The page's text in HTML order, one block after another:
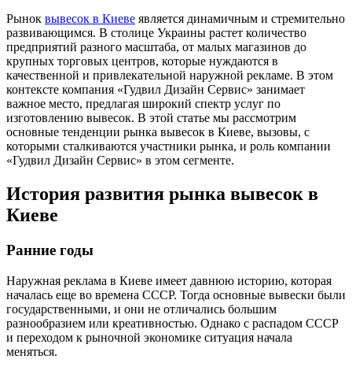
Рынок вывесок в Киеве является динамичным и стремительно
развивающимся. В столице Украины растет количество
предприятий разного масштаба, от малых магазинов до
крупных торговых центров, которые нуждаются в
качественной и привлекательной наружной рекламе. В этом
контексте компания «Гудвил Дизайн Сервис» занимает
важное место, предлагая широкий спектр услуг по
изготовлению вывесок. В этой статье мы рассмотрим
основные тенденции рынка вывесок в Киеве, вызовы, с
которыми сталкиваются участники рынка, и роль компании
«Гудвил Дизайн Сервис» в этом сегменте.
История развития рынка вывесок в
Киеве
Ранние годы
Наружная реклама в Киеве имеет давнюю историю, которая
началась еще во времена СССР. Тогда основные вывески были
государственными, и они не отличались большим
разнообразием или креативностью. Однако с распадом СССР
и переходом к рыночной экономике ситуация начала
меняться.